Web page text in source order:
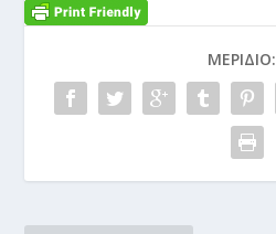
ΜΕΡΊΔΙΟ: